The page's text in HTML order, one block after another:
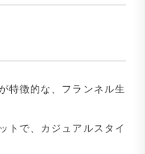
特徴的な、フランネル生
トで、カジュアルスタイ